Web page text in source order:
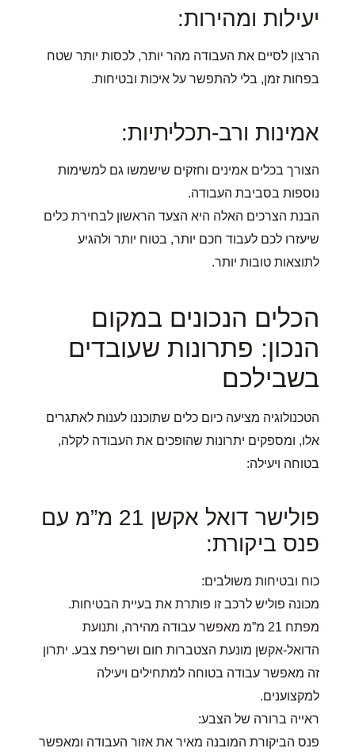
יעילות ומהירות:
הרצון לסיים את העבודה מהר יותר, לכסות יותר שטח
בפחות זמן, בלי להתפשר על איכות ובטיחות.
אמינות ורב-תכליתיות:
הצורך בכלים אמינים וחזקים שישמשו גם למשימות
נוספות בסביבת העבודה.
הבנת הצרכים האלה היא הצעד הראשון לבחירת כלים
שיעזרו לכם לעבוד חכם יותר, בטוח יותר ולהגיע
לתוצאות טובות יותר.
הכלים הנכונים במקום
הנכון: פתרונות שעובדים
בשבילכם
הטכנולוגיה מציעה כיום כלים שתוכננו לענות לאתגרים
אלו, ומספקים יתרונות שהופכים את העבודה לקלה,
בטוחה ויעילה:
פולישר דואל אקשן 21 מ”מ עם
פנס ביקורת:
כוח ובטיחות משולבים:
מכונה פוליש לרכב זו פותרת את בעיית הבטיחות.
מפתח 21 מ”מ מאפשר עבודה מהירה, ותנועת
הדואל-אקשן מונעת הצטברות חום ושריפת צבע. יתרון
זה מאפשר עבודה בטוחה למתחילים ויעילה
למקצוענים.
ראייה ברורה של הצבע:
פנס הביקורת המובנה מאיר את אזור העבודה ומאפשר